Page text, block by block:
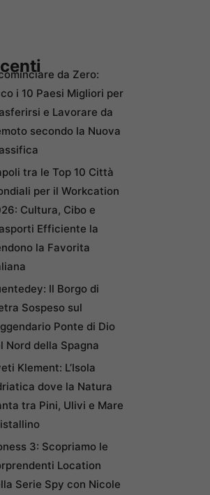
da Zero:
i 10 Paesi Migliori per
e Lavorare da
secondo la Nuova
tra le Top 10 Città
per il Workcation
Cultura, Cibo e
Efficiente la
la Favorita
Il Borgo di
Sospeso sul
Ponte di Dio
Nord della Spagna
Klement: L’Isola
dove la Natura
tra Pini, Ulivi e Mare
3: Scopriamo le
Location
Serie Spy con Nicole